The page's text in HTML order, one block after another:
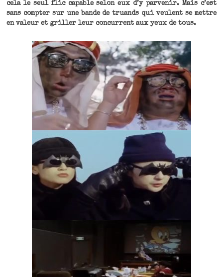
cela le seul flic capable selon eux d’y parvenir. Mais c’est
sans compter sur une bande de truands qui veulent se mettre
en valeur et griller leur concurrent aux yeux de tous.